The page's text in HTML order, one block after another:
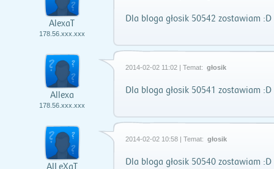
AlexaT
178.56.xxx.xxx
Dla bloga głosik 50542 zostawiam :D
Allexa
178.56.xxx.xxx
2014-02-02 11:02 | Temat: głosik
Dla bloga głosik 50541 zostawiam :D
2014-02-02 10:58 | Temat: głosik
Dla bloga głosik 50540 zostawiam :D